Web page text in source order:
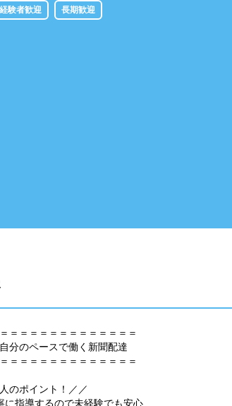
験者歓迎 長期歓迎
＝＝＝＝＝＝＝＝＝＝＝＝＝
分のペースで働く新聞配達
＝＝＝＝＝＝＝＝＝＝＝＝＝
のポイント！／／
に指導するので未経験でも安心